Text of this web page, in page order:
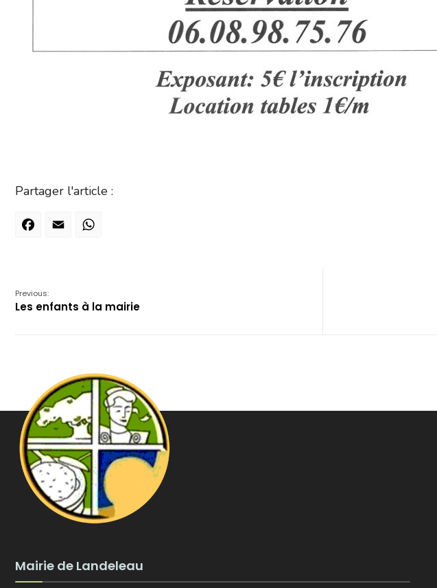
Partager l'article :
Facebook
Email
Previous:
Les enfants à la mairie
Mairie de Landeleau